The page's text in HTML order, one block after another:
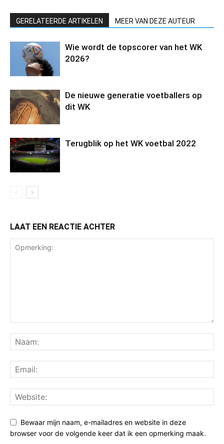
GERELATEERDE ARTIKELEN MEER VAN DEZE AUTEUR
Wie wordt de topscorer van het WK
2026?
De nieuwe generatie voetballers op
dit WK
Terugblik op het WK voetbal 2022
LAAT EEN REACTIE ACHTER
Bewaar mijn naam, e-mailadres en website in deze
browser voor de volgende keer dat ik een opmerking maak.